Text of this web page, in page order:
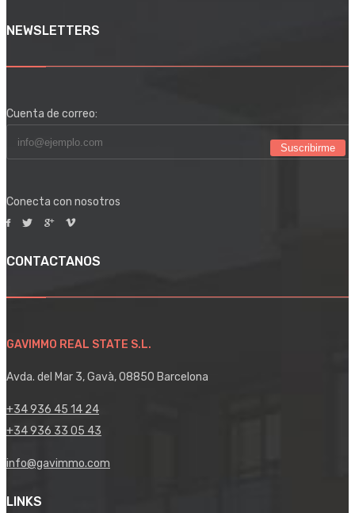
NEWSLETTERS
Cuenta de correo:
Suscribirme
Conecta con nosotros
CONTACTANOS
GAVIMMO REAL STATE S.L.
Avda. del Mar 3, Gavà, 08850 Barcelona
+34 936 45 14 24
+34 936 33 05 43
info@gavimmo.com
LINKS